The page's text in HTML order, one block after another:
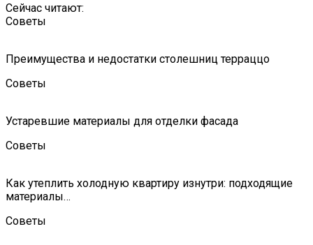
Сейчас читают:
Советы
Преимущества и недостатки столешниц терраццо
Советы
Устаревшие материалы для отделки фасада
Советы
Как утеплить холодную квартиру изнутри: подходящие
материалы…
Советы